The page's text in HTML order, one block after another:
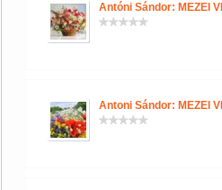
Antóni Sándor: MEZEI
Antoni Sándor: MEZEI